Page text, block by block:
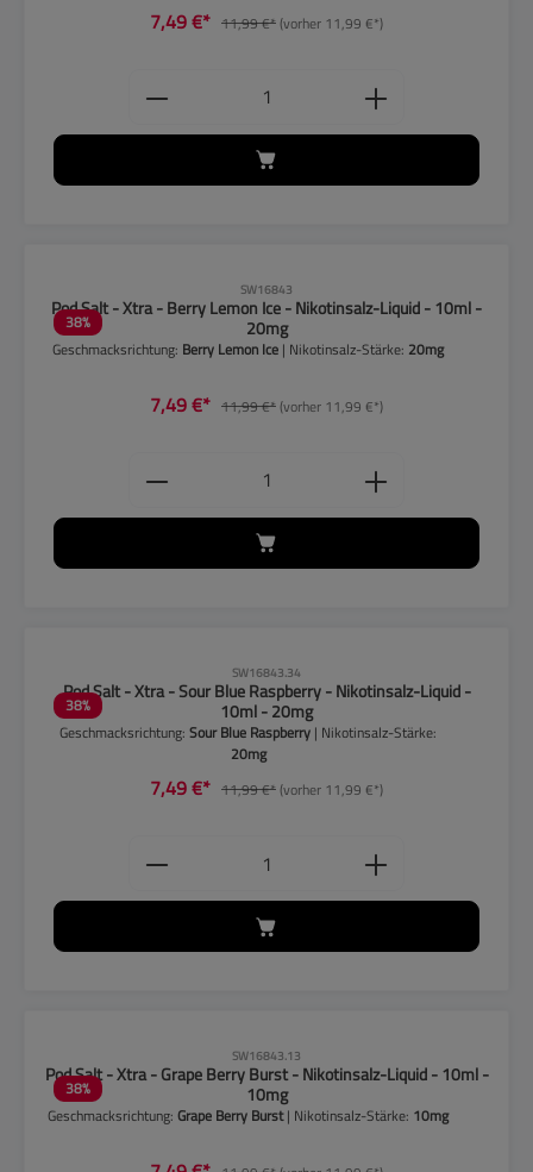
7,49 €* 11,99 €*(vorher 11,99 €*)
Produkt Anzahl: Gib den
38%
SW16843
Pod Salt - Xtra - Berry Lemon Ice - Nikotinsalz-Liquid - 10ml -
20mg
Geschmacksrichtung: Berry Lemon Ice | Nikotinsalz-Stärke: 20mg
7,49 €* 11,99 €*(vorher 11,99 €*)
Produkt Anzahl: Gib den
38%
SW16843.34
Pod Salt - Xtra - Sour Blue Raspberry - Nikotinsalz-Liquid -
10ml - 20mg
Geschmacksrichtung:Sour Blue Raspberry | Nikotinsalz-Stärke:
20mg
7,49 €* 11,99 €*(vorher 11,99 €*)
Produkt Anzahl: Gib den
38%
SW16843.13
Pod Salt - Xtra - Grape Berry Burst - Nikotinsalz-Liquid - 10ml -
10mg
Geschmacksrichtung:Grape Berry Burst| Nikotinsalz-Stärke: 10mg